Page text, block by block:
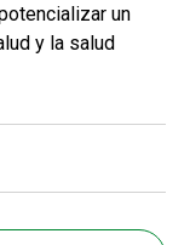
un
y la salud